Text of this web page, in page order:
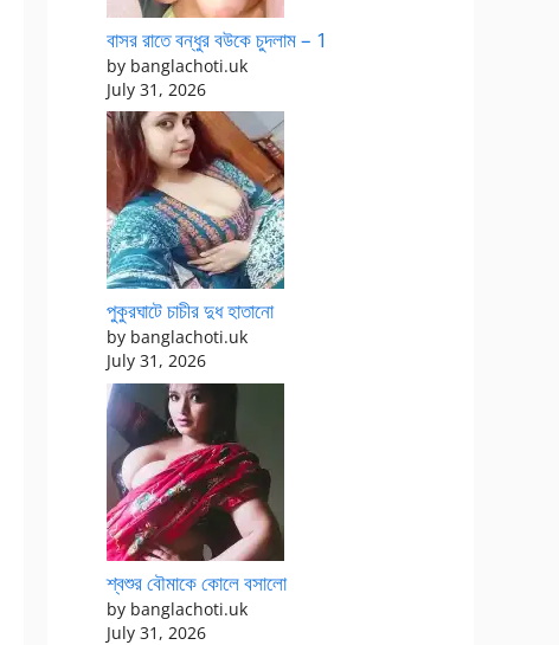
বাসর রাতে বন্ধুর বউকে চুদলাম – 1
by banglachoti.uk
July 31, 2026
পুকুরঘাটে চাচীর দুধ হাতানো
by banglachoti.uk
July 31, 2026
শ্বশুর বৌমাকে কোলে বসালো
by banglachoti.uk
July 31, 2026